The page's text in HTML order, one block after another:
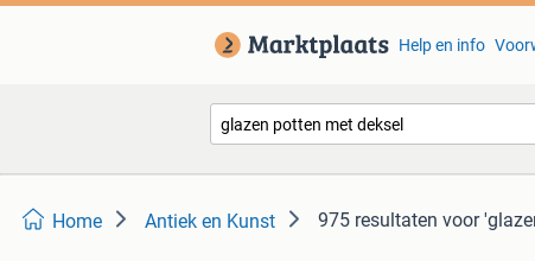
Help en info
Home Antiek en Kunst 975 resultaten voor